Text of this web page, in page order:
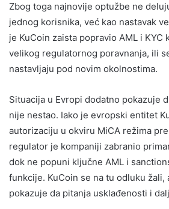
Zbog toga najnovije optužbe ne
jednog korisnika, već kao nastavak
je KuCoin zaista popravio AML i KYC
velikog regulatornog poravnanja, ili
nastavljaju pod novim okolnostima.
Situacija u Evropi dodatno pokazuje
nije nestao. Iako je evropski entitet
autorizaciju u okviru MiCA režima
regulator je kompaniji zabranio
dok ne popuni ključne AML i
funkcije. KuCoin se na tu odluku žali,
pokazuje da pitanja usklađenosti i